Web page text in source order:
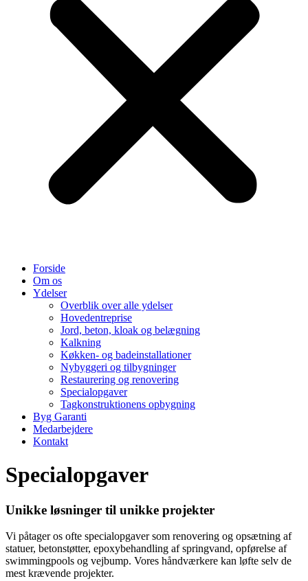
Forside
Om os
Ydelser
Overblik over alle ydelser
Hovedentreprise
Jord, beton, kloak og belægning
Kalkning
Køkken- og badeinstallationer
Nybyggeri og tilbygninger
Restaurering og renovering
Specialopgaver
Tagkonstruktionens opbygning
Byg Garanti
Medarbejdere
Kontakt
Specialopgaver
Unikke løsninger til unikke projekter
Vi påtager os ofte specialopgaver som renovering og opsætning af
statuer, betonstøtter, epoxybehandling af springvand, opførelse af
swimmingpools og vejbump. Vores håndværkere kan løfte selv de
mest krævende projekter.